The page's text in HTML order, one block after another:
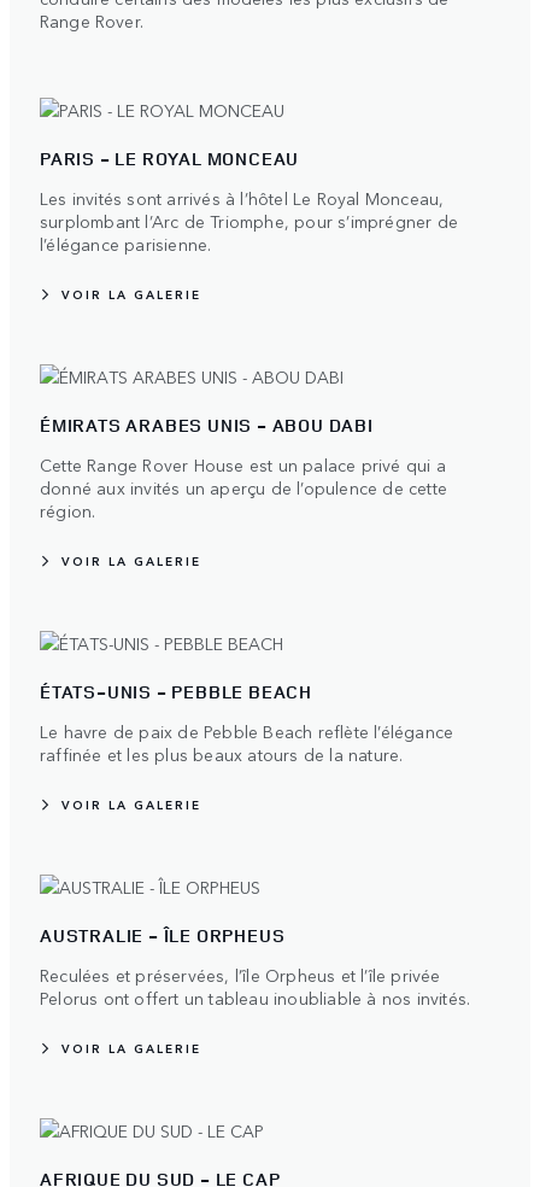
Range Rover.
PARIS - LE ROYAL MONCEAU
Les invités sont arrivés à l’hôtel Le Royal Monceau,
surplombant l’Arc de Triomphe, pour s’imprégner de
l’élégance parisienne.
VOIR LA GALERIE
ÉMIRATS ARABES UNIS - ABOU DABI
Cette Range Rover House est un palace privé qui a
donné aux invités un aperçu de l’opulence de cette
région.
VOIR LA GALERIE
ÉTATS-UNIS - PEBBLE BEACH
Le havre de paix de Pebble Beach reflète l’élégance
raffinée et les plus beaux atours de la nature.
VOIR LA GALERIE
AUSTRALIE - ÎLE ORPHEUS
Reculées et préservées, l’île Orpheus et l’île privée
Pelorus ont offert un tableau inoubliable à nos invités.
VOIR LA GALERIE
AFRIQUE DU SUD - LE CAP